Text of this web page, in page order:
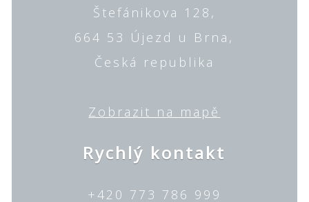
Štefánikova 128,
664 53 Újezd u Brna,
Česká republika
Zobrazit na mapě
Rychlý kontakt
+420 773 786 999